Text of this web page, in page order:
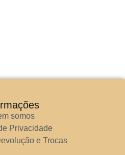
somos
Privacidade
e Trocas